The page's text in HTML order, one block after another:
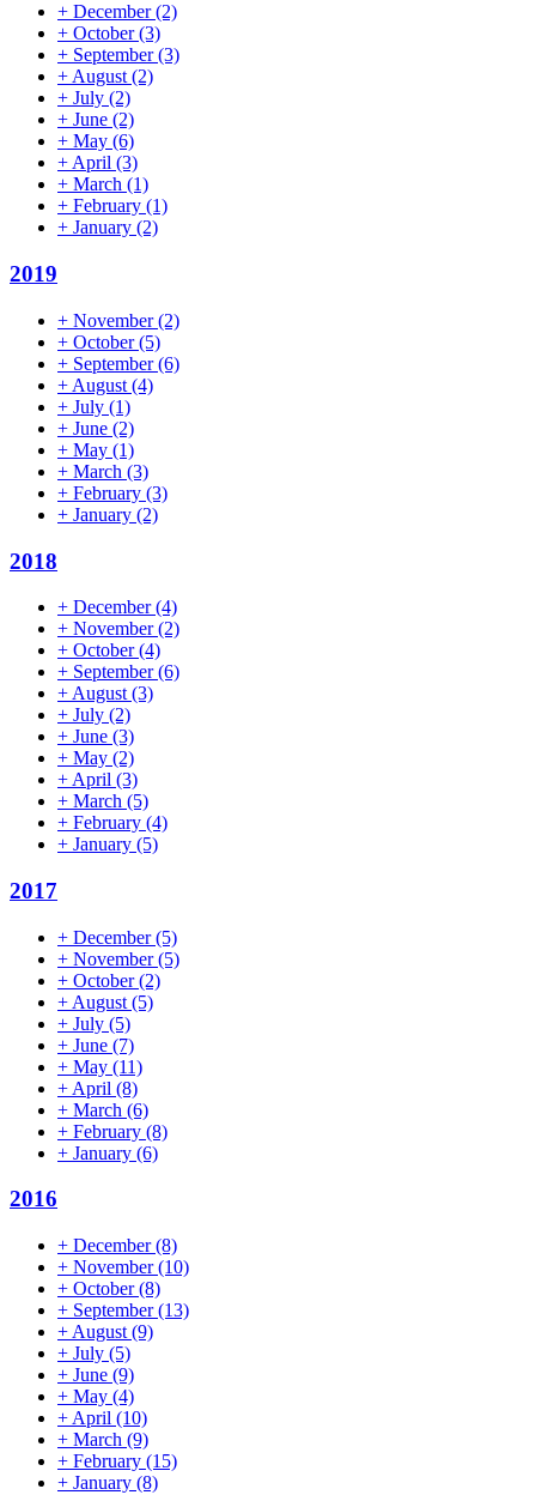
+ December(2)
+ October(3)
+ September(3)
+August(2)
+ July (2)
+ June (2)
+ May (6)
+April (3)
+ March (1)
+ February (1)
+ January (2)
2019
+ November(2)
+ October(5)
+ September(6)
+ August (4)
+ July (1)
+ June (2)
+ May (1)
+ March (3)
+ February (3)
+ January (2)
2018
+ December(4)
+ November(2)
+ October(4)
+ September(6)
+ August (3)
+ July (2)
+ June (3)
+ May (2)
+ April (3)
+ March (5)
+ February (4)
+ January (5)
2017
+ December(5)
+ November(5)
+ October(2)
+ August (5)
+ July (5)
+ June (7)
+ May (11)
+ April (8)
+ March (6)
+ February (8)
+ January (6)
2016
+ December(8)
+ November(10)
+ October(8)
+ September(13)
+ August (9)
+ July (5)
+ June (9)
+ May (4)
+ April (10)
+ March (9)
+ February (15)
+ January (8)